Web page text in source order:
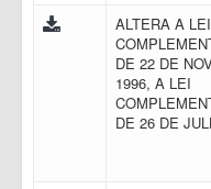
ALTERA A LEI
DE 22 DE
1996, A LEI
DE 26 DE